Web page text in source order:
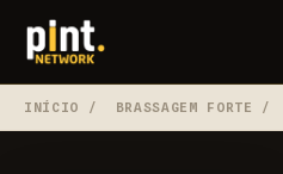
INÍCIO / BRASSAGEM FORTE /